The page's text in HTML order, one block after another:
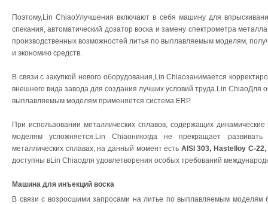
Поэтому,Lin ChiaoУлучшения включают в себя машину для
спекания, автоматический дозатор воска и замену спектрометра
производственных возможностей литья по выплавляемым моделям,
и экономию средств.
В связи с закупкой нового оборудования,Lin Chiaoзанимается
внешнего вида завода для создания лучших условий труда.Lin ChiaoДля
выплавляемым моделям применяется система ERP.
При использовании металлических сплавов, содержащих
моделям усложняется.Lin Chiaoникогда не прекращает
металлических сплавах; на данный момент есть AISI 303, Hastelloy C-
доступны вLin Chiaoдля удовлетворения особых требований
Машина для инъекций воска
В связи с возросшими запросами на литье по выплавляемым моделям